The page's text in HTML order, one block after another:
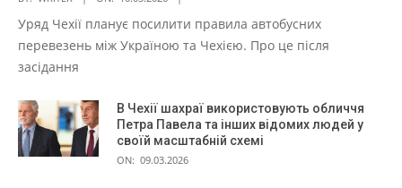
Уряд Чехії планує посилити правила автобусних
перевезень між Україною та Чехією. Про це після
засідання
В Чехії шахраї використовують обличчя
Петра Павела та інших відомих людей у
своїй масштабній схемі
ON: 09.03.2026